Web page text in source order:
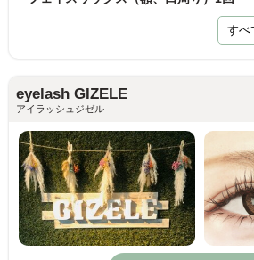
すべ
eyelash GIZELE
アイラッシュジゼル